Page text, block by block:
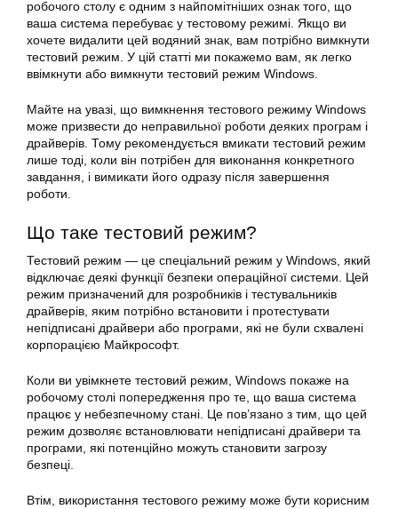
робочого столу є одним з найпомітніших ознак того, що
ваша система перебуває у тестовому режимі. Якщо ви
хочете видалити цей водяний знак, вам потрібно вимкнути
тестовий режим. У цій статті ми покажемо вам, як легко
ввімкнути або вимкнути тестовий режим Windows.
Майте на увазі, що вимкнення тестового режиму Windows
може призвести до неправильної роботи деяких програм і
драйверів. Тому рекомендується вмикати тестовий режим
лише тоді, коли він потрібен для виконання конкретного
завдання, і вимикати його одразу після завершення
роботи.
Що таке тестовий режим?
Тестовий режим — це спеціальний режим у Windows, який
відключає деякі функції безпеки операційної системи. Цей
режим призначений для розробників і тестувальників
драйверів, яким потрібно встановити і протестувати
непідписані драйвери або програми, які не були схвалені
корпорацією Майкрософт.
Коли ви увімкнете тестовий режим, Windows покаже на
робочому столі попередження про те, що ваша система
працює у небезпечному стані. Це пов’язано з тим, що цей
режим дозволяє встановлювати непідписані драйвери та
програми, які потенційно можуть становити загрозу
безпеці.
Втім, використання тестового режиму може бути корисним